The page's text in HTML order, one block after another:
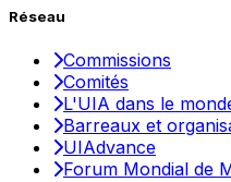
Réseau
Commissions
Comités
L'UIA dans le
Barreaux et
UIAdvance
Forum Mondial de